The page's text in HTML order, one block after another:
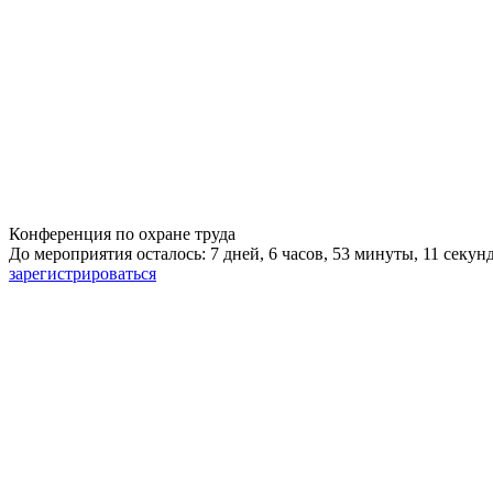
Конференция по охране труда
До мероприятия осталось: 7 дней, 6 часов, 53 минуты, 10
зарегистрироваться